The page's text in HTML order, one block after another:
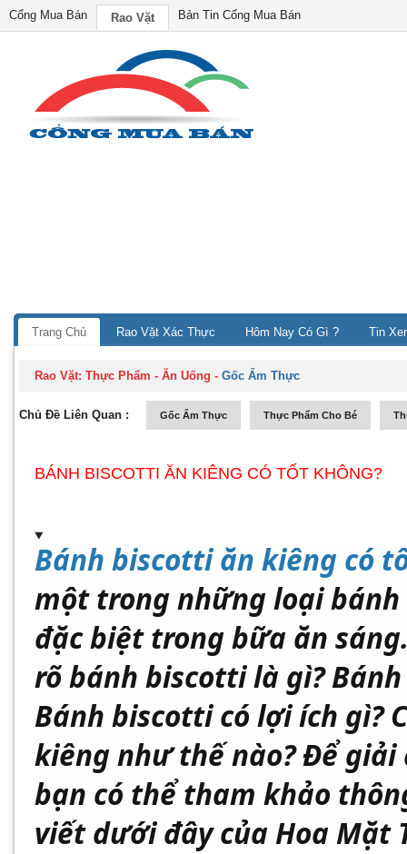
Cổng Mua Bán Rao Vặt Bản Tin Cổng Mua Bán
Trang Chủ Rao Vặt Xác Thực Hôm Nay Có Gì ? Tin
Rao Vặt:Thực Phẩm - Ăn Uống -Gốc Ẩm Thực
Chủ Đề Liên Quan : Gốc Ẩm Thực Thực Phẩm Cho Bé
BÁNH BISCOTTI ĂN KIÊNG CÓ TỐT KHÔNG?
Bánh biscotti ăn kiêng có
một trong những loại
đặc biệt trong bữa ăn
rõ bánh biscotti là gì?
Bánh biscotti có lợi ích gì?
kiêng như thế nào? Để
bạn có thể tham khảo
viết dưới đây của Hoa Mặt